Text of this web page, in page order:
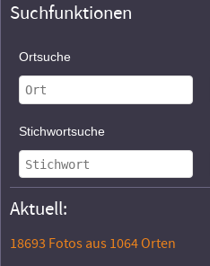
Suchfunktionen
Ortsuche
Stichwortsuche
Aktuell:
18693 Fotos aus 1064 Orten